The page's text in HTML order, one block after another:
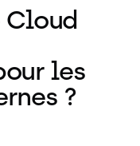
Cloud
les
?